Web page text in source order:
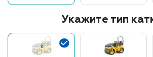
Укажите тип